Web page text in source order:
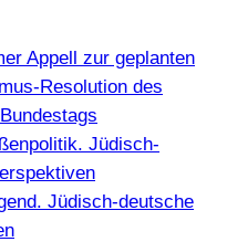
Appell zur geplanten
Resolution des
Jüdisch-
Jüdisch-deutsche